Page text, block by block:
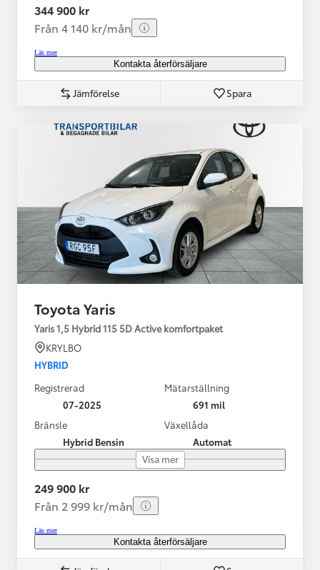
344 900 kr
Från 4 140 kr/mån
Läs mer
Kontakta återförsäljare
Jämförelse Spara
Toyota Yaris
Yaris 1,5 Hybrid 115 5D Active komfortpaket
KRYLBO
HYBRID
Registrerad
07-2025
Mätarställning
691 mil
Bränsle
Hybrid Bensin
Växellåda
Automat
Visa mer
249 900 kr
Från 2 999 kr/mån
Läs mer
Kontakta återförsäljare